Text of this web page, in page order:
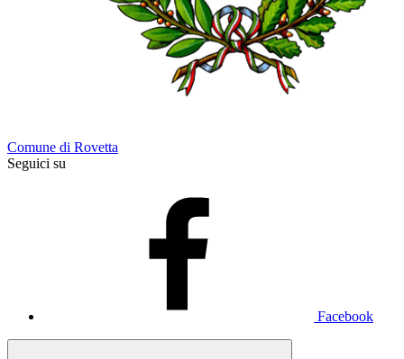
Comune di Rovetta
Seguici su
Facebook